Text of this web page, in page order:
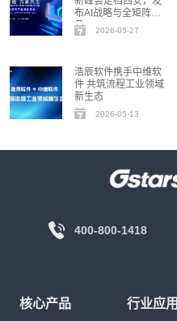
布AI战略与全矩阵新
品
2026-05-27
浩辰软件携手中维软
件 共筑流程工业领域
新生态
2026-05-13
400-800-1418
核心产品 行业应用